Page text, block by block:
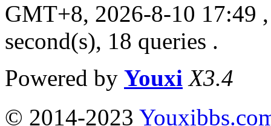
GMT+8, 2026-8-10 17:49
second(s), 18 queries .
Powered by Youxi X3.4
© 2014-2023